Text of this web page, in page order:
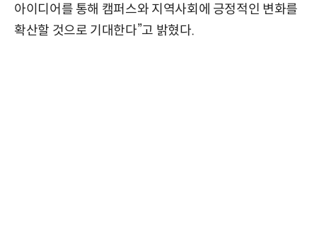
아이디어를 통해 캠퍼스와 지역사회에 긍정적인 변화를
확산할 것으로 기대한다”고 밝혔다.